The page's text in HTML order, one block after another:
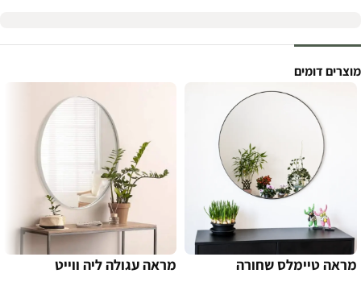
מוצרים דומים
מראה טיימלס שחורה
מראה עגולה ליה ווייט